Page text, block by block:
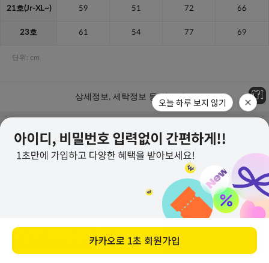
어라운드패치맨투맨(9호~23호)
원 (30%↓)
오늘 하루 보지 않기
카카오로 1초 회원가입